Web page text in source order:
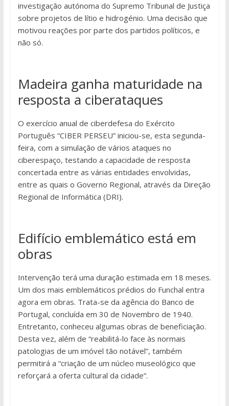
investigação autónoma do Supremo Tribunal de Justiça
sobre projetos de lítio e hidrogénio. Uma decisão que
motivou reações por parte dos partidos políticos, e
não só.
Madeira ganha maturidade na
resposta a ciberataques
O exercício anual de ciberdefesa do Exército
Português “CIBER PERSEU” iniciou-se, esta segunda-
feira, com a simulação de vários ataques no
ciberespaço, testando a capacidade de resposta
concertada entre as várias entidades envolvidas,
entre as quais o Governo Regional, através da Direção
Regional de Informática (DRI).
Edifício emblemático está em
obras
Intervenção terá uma duração estimada em 18 meses.
Um dos mais emblemáticos prédios do Funchal entra
agora em obras. Trata-se da agência do Banco de
Portugal, concluída em 30 de Novembro de 1940.
Entretanto, conheceu algumas obras de beneficiação.
Desta vez, além de “reabilitá-lo face às normais
patologias de um imóvel tão notável”, também
permitirá a “criação de um núcleo museológico que
reforçará a oferta cultural da cidade”.